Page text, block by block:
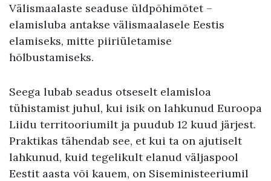
Välismaalaste seaduse üldpõhimõtet –
elamisluba antakse välismaalasele Eestis
elamiseks, mitte piiriületamise
hõlbustamiseks.
Seega lubab seadus otseselt elamisloa
tühistamist juhul, kui isik on lahkunud Euroopa
Liidu territooriumilt ja puudub 12 kuud järjest.
Praktikas tähendab see, et kui ta on ajutiselt
lahkunud, kuid tegelikult elanud väljaspool
Eestit aasta või kauem, on Siseministeeriumil